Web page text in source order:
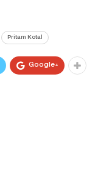
Pritam Kotal
Google+